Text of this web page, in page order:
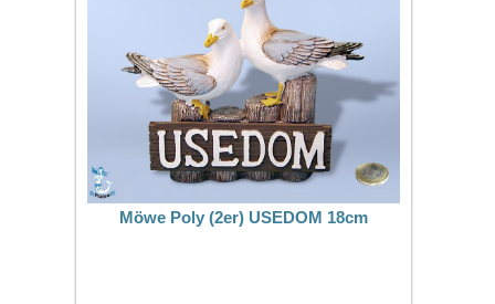
Möwe Poly (2er) USEDOM 18cm